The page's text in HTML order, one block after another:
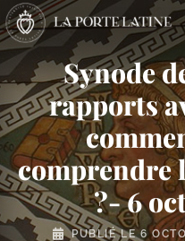
Synode
rapports
comprendre
?- 6
PUBLIÉ LE6